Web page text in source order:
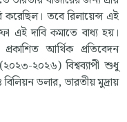
করেছিল। তবে রিলায়েন্স এই
এই দাবি কমাতে বাধ্য হয়।
আর্থিক প্রতিবেদন
২০২৬) বিশ্বব্যাপী শুধু
ডলার, ভারতীয় মুদ্রায়